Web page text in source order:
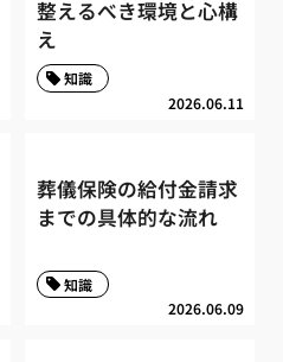
整えるべき環境と心構
え
2026.06.11
知識
葬儀保険の給付金請求
までの具体的な流れ
2026.06.09
知識